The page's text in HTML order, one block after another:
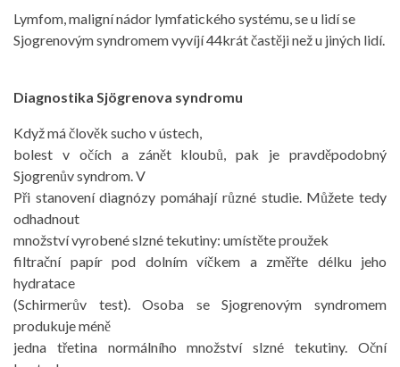
Lymfom, maligní nádor lymfatického systému, se u lidí se
Sjogrenovým syndromem vyvíjí 44krát častěji než u jiných lidí.
Diagnostika Sjögrenova syndromu
Když má člověk sucho v ústech,
bolest v očích a zánět kloubů, pak je pravděpodobný
Sjogrenův syndrom. V
Při stanovení diagnózy pomáhají různé studie. Můžete tedy
odhadnout
množství vyrobené slzné tekutiny: umístěte proužek
filtrační papír pod dolním víčkem a změřte délku jeho
hydratace
(Schirmerův test). Osoba se Sjogrenovým syndromem
produkuje méně
jedna třetina normálního množství slzné tekutiny. Oční